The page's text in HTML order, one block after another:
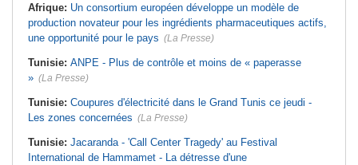
Afrique: Un consortium européen développe un modèle de
production novateur pour les ingrédients pharmaceutiques actifs,
une opportunité pour le pays (La Presse)
Tunisie: ANPE - Plus de contrôle et moins de « paperasse
» (La Presse)
Tunisie: Coupures d'électricité dans le Grand Tunis ce jeudi -
Les zones concernées (La Presse)
Tunisie: Jacaranda - 'Call Center Tragedy' au Festival
International de Hammamet - La détresse d'une